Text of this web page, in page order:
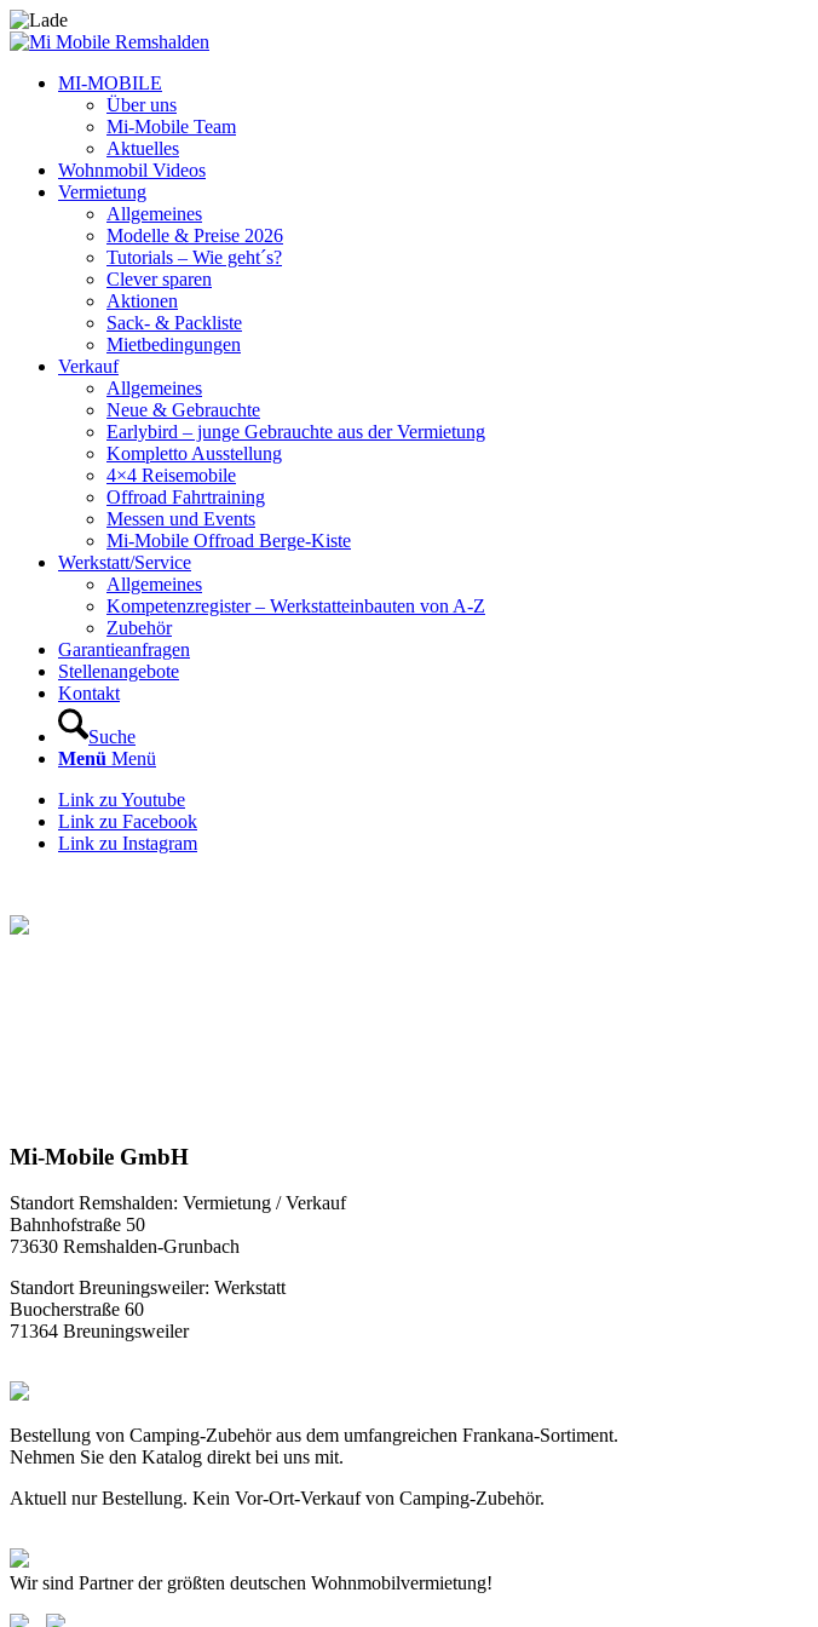
MI-MOBILE
Über uns
Mi-Mobile Team
Aktuelles
Wohnmobil Videos
Vermietung
Allgemeines
Modelle & Preise 2026
Tutorials – Wie geht´s?
Clever sparen
Aktionen
Sack- & Packliste
Mietbedingungen
Verkauf
Allgemeines
Neue & Gebrauchte
Earlybird – junge Gebrauchte aus der Vermietung
Kompletto Ausstellung
4×4 Reisemobile
Offroad Fahrtraining
Messen und Events
Mi-Mobile Offroad Berge-Kiste
Werkstatt/Service
Allgemeines
Kompetenzregister – Werkstatteinbauten von A-Z
Zubehör
Garantieanfragen
Stellenangebote
Kontakt
Suche
Menü Menü
Link zu Youtube
Link zu Facebook
Link zu Instagram
Mi-Mobile GmbH
Standort Remshalden: Vermietung / Verkauf
Bahnhofstraße 50
73630 Remshalden-Grunbach
Standort Breuningsweiler: Werkstatt
Buocherstraße 60
71364 Breuningsweiler
Bestellung von Camping-Zubehör aus dem umfangreichen Frankana-Sortiment.
Nehmen Sie den Katalog direkt bei uns mit.
Aktuell nur Bestellung. Kein Vor-Ort-Verkauf von Camping-Zubehör.
Wir sind Partner der größten deutschen Wohnmobilvermietung!